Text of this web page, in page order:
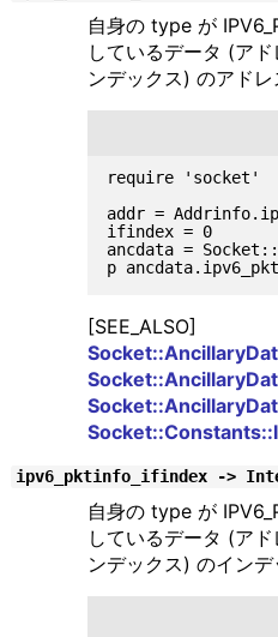
自身の type が
しているデータ (ア
ンデックス) のアドレ
require 'socket'
addr =
ifindex = 0
ancdata =
[SEE_ALSO]
ipv6_pktinfo_ifindex ->
自身の type が
しているデータ (ア
ンデックス) のインデ